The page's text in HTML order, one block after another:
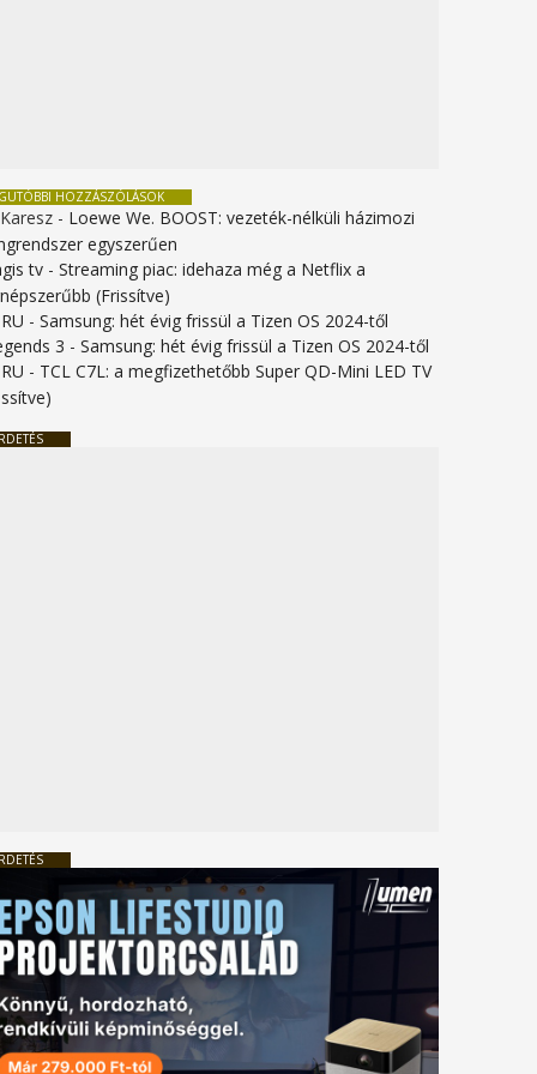
HOZZÁSZÓLÁSOK
- Loewe We. BOOST: vezeték-nélküli házimozi
egyszerűen
tv -Streaming piac: idehaza még a Netflix a
(Frissítve)
-Samsung: hét évig frissül a Tizen OS 2024-től
3 -Samsung: hét évig frissül a Tizen OS 2024-től
- TCL C7L: a megfizethetőbb Super QD-Mini LED TV